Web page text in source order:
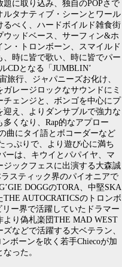
に取り込み、独自のPOPさで
タナティブ・シーンとワール
るべく、ハードボイルド雑食街
ッドベース、サーフィン&ホ
・トロンボーン、スマイルド
時に皆で歌い、時に皆でパー
CDとなる「JUMBLIN’
旅行、ジャパニーズお化け、
レージロックなサウンドにミ
ェンジと、ボンゴを中心にプ
え、よりダンサブルで強力な
くなり、Rap的なアプロー
曲にタイ語とボコーダーなど
っぷりで、より遊び心に満ち
ーは、キウイとパパイヤ、マ
ジックフェスに出演する大森誠
スティック界のパイオニアで
DOGGのTORA、中堅SKA
AUTOCRATICSのトロンボ
ー界で活躍していたドラマー
より偽札楽団THE MAD WEST
などで活躍する大ベテラン、
ボーンを吹く若手Chiecoが加
った。